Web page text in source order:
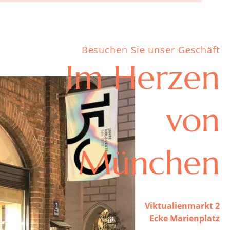
Besuchen Sie unser Geschäft
Im Herzen
von
München
Viktualienmarkt 2
Ecke Marienplatz